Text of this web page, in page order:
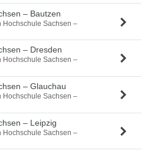
– Bautzen
Hochschule Sachsen –
– Dresden
Hochschule Sachsen –
– Glauchau
Hochschule Sachsen –
– Leipzig
Hochschule Sachsen –